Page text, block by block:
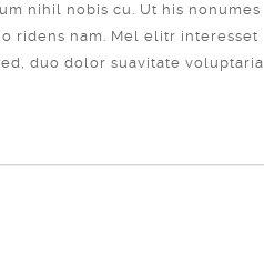
nihil nobis cu. Ut his nonumes
ridens nam. Mel elitr interesset
duo dolor suavitate voluptaria